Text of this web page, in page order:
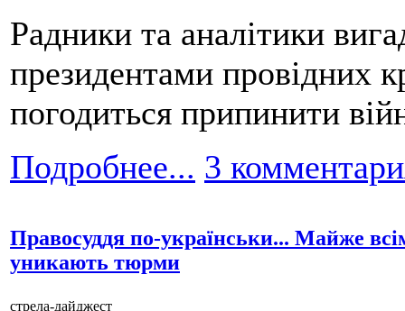
Радники та аналітики
президентами провідних
погодиться припинити
Подробнее... 3
Правосуддя по-українськи... Майже
уникають тюрми
стрела-дайджест